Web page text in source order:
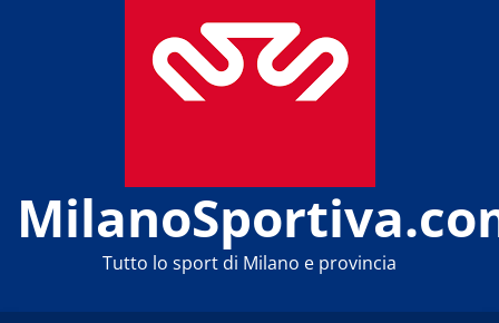
Tutto lo sport di Milano e provincia